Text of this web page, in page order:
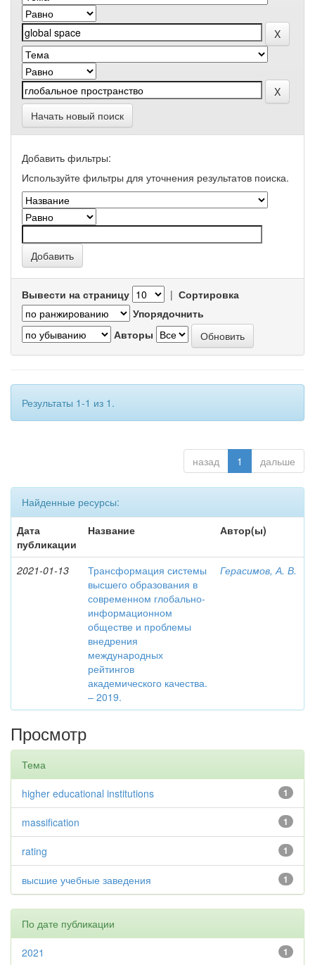
Начать новый поиск
Добавить фильтры:
Используйте фильтры для уточнения результатов поиска.
Вывести на страницу | Сортировка
Упорядочнить
Авторы
Результаты 1-1 из 1.
назад 1 дальше
Найденные ресурсы:
Дата
публикации
Название Автор(ы)
2021-01-13
Трансформация системы
высшего образования в
современном глобально-
информационном
обществе и проблемы
внедрения
международных
рейтингов
академического качества.
– 2019.
Герасимов, А. В.
Просмотр
Тема
1
higher educational institutions
1
massification
1
rating
1
высшие учебные заведения
По дате публикации
1
2021